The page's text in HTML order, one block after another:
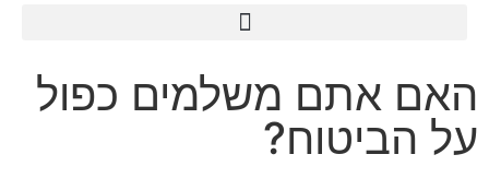
האם אתם משלמים כפול
על הביטוח?